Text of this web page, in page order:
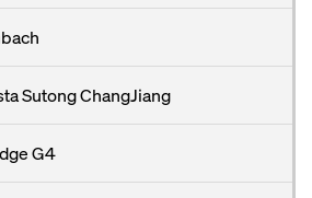
Sutong ChangJiang
G4